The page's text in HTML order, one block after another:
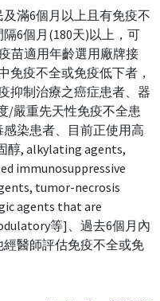
滿6個月以上且有免疫不
6個月(180天)以上，可
苗適用年齡選用廠牌接
免疫不全或免疫低下者，
抑制治療之癌症患者、器
/嚴重先天性免疫不全患
染患者、目前正使用高
醇, alkylating agents,
immunosuppressive
tumor-necrosis
agents that are
等]、過去6個月內
醫師評估免疫不全或免